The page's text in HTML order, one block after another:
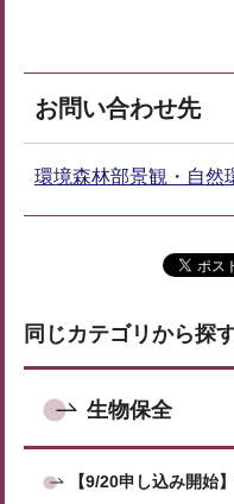
お問い合わせ先
環境森林部景観・自
同じカテゴリから探
生物保全
【9/20申し込み開始